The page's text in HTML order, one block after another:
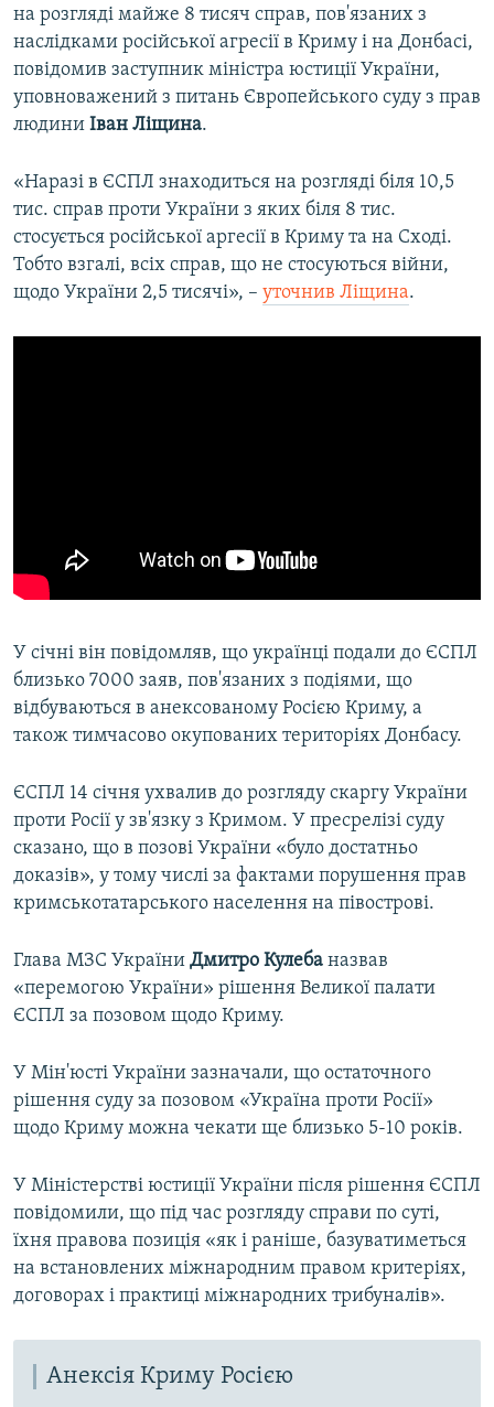
Усі сайти RFE/RL
на розгляді майже 8 тисяч справ, пов'язаних з
наслідками російської агресії в Криму і на Донбасі,
повідомив заступник міністра юстиції України,
уповноважений з питань Європейського суду з прав
людини Іван Ліщина.
«Наразі в ЄСПЛ знаходиться на розгляді біля 10,5
тис. справ проти України з яких біля 8 тис.
стосується російської аргесії в Криму та на Сході.
Тобто взгалі, всіх справ, що не стосуються війни,
щодо України 2,5 тисячі», – уточнив Ліщина.
У січні він повідомляв, що українці подали до ЄСПЛ
близько 7000 заяв, пов'язаних з подіями, що
відбуваються в анексованому Росією Криму, а
також тимчасово окупованих територіях Донбасу.
ЄСПЛ 14 січня ухвалив до розгляду скаргу України
проти Росії у зв'язку з Кримом. У пресрелізі суду
сказано, що в позові України «було достатньо
доказів», у тому числі за фактами порушення прав
кримськотатарського населення на півострові.
Глава МЗС України Дмитро Кулеба назвав
«перемогою України» рішення Великої палати
ЄСПЛ за позовом щодо Криму.
У Мін'юсті України зазначали, що остаточного
рішення суду за позовом «Україна проти Росії»
щодо Криму можна чекати ще близько 5-10 років.
У Міністерстві юстиції України після рішення ЄСПЛ
повідомили, що під час розгляду справи по суті,
їхня правова позиція «як і раніше, базуватиметься
на встановлених міжнародним правом критеріях,
договорах і практиці міжнародних трибуналів».
Анексія Криму Росією